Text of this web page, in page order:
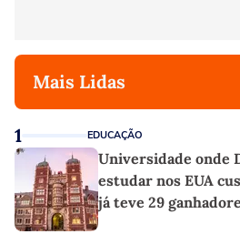
Mais Lidas
1 EDUCAÇÃO
Universidade onde
estudar nos EUA
já teve 29